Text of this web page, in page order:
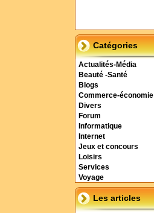
Catégories
Actualités-Média
Beauté -Santé
Blogs
Commerce-économie
Divers
Forum
Informatique
Internet
Jeux et concours
Loisirs
Services
Voyage
Les articles